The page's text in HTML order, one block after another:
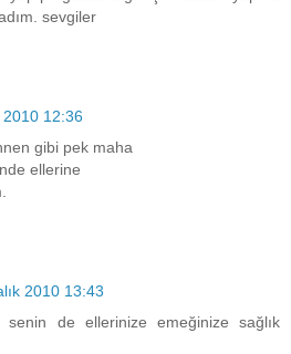
sevgiler
2010 12:36
gibi pek maha
ellerine
2010 13:43
senin de ellerinize emeğinize sağlık